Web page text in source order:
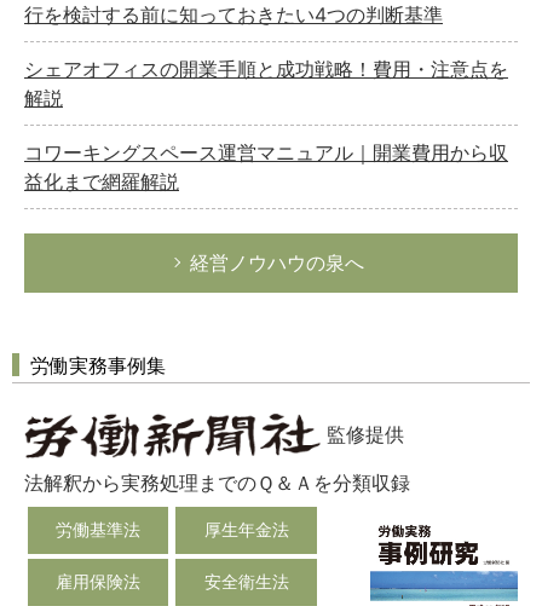
行を検討する前に知っておきたい4つの判断基準
シェアオフィスの開業手順と成功戦略！費用・注意点を
解説
コワーキングスペース運営マニュアル｜開業費用から収
益化まで網羅解説
経営ノウハウの泉へ
労働実務事例集
監修提供
法解釈から実務処理までのＱ＆Ａを分類収録
労働基準法 厚生年金法
雇用保険法 安全衛生法